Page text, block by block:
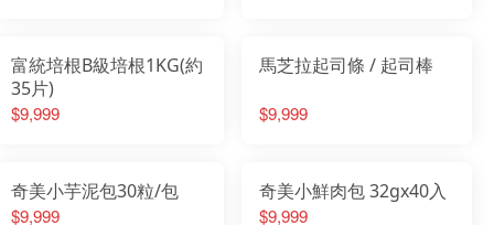
富統培根B級培根1KG(約
35片)
$9,999
馬芝拉起司條 / 起司棒
$9,999
奇美小芋泥包30粒/包
$9,999
奇美小鮮肉包 32gx40入
$9,999